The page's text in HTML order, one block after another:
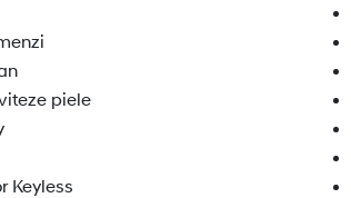
piele
Keyless